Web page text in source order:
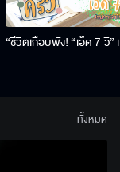
“ชีวิตเกือบพัง! “เอ็ด 7 วิ
ทั้งหมด